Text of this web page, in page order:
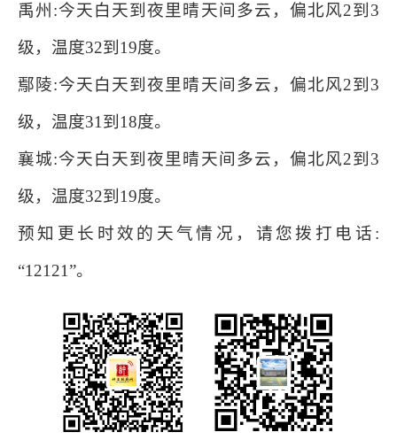
禹州:今天白天到夜里晴天间多云，偏北风2到3
级，温度32到19度。
鄢陵:今天白天到夜里晴天间多云，偏北风2到3
级，温度31到18度。
襄城:今天白天到夜里晴天间多云，偏北风2到3
级，温度32到19度。
预知更长时效的天气情况，请您拨打电话:
“12121”。